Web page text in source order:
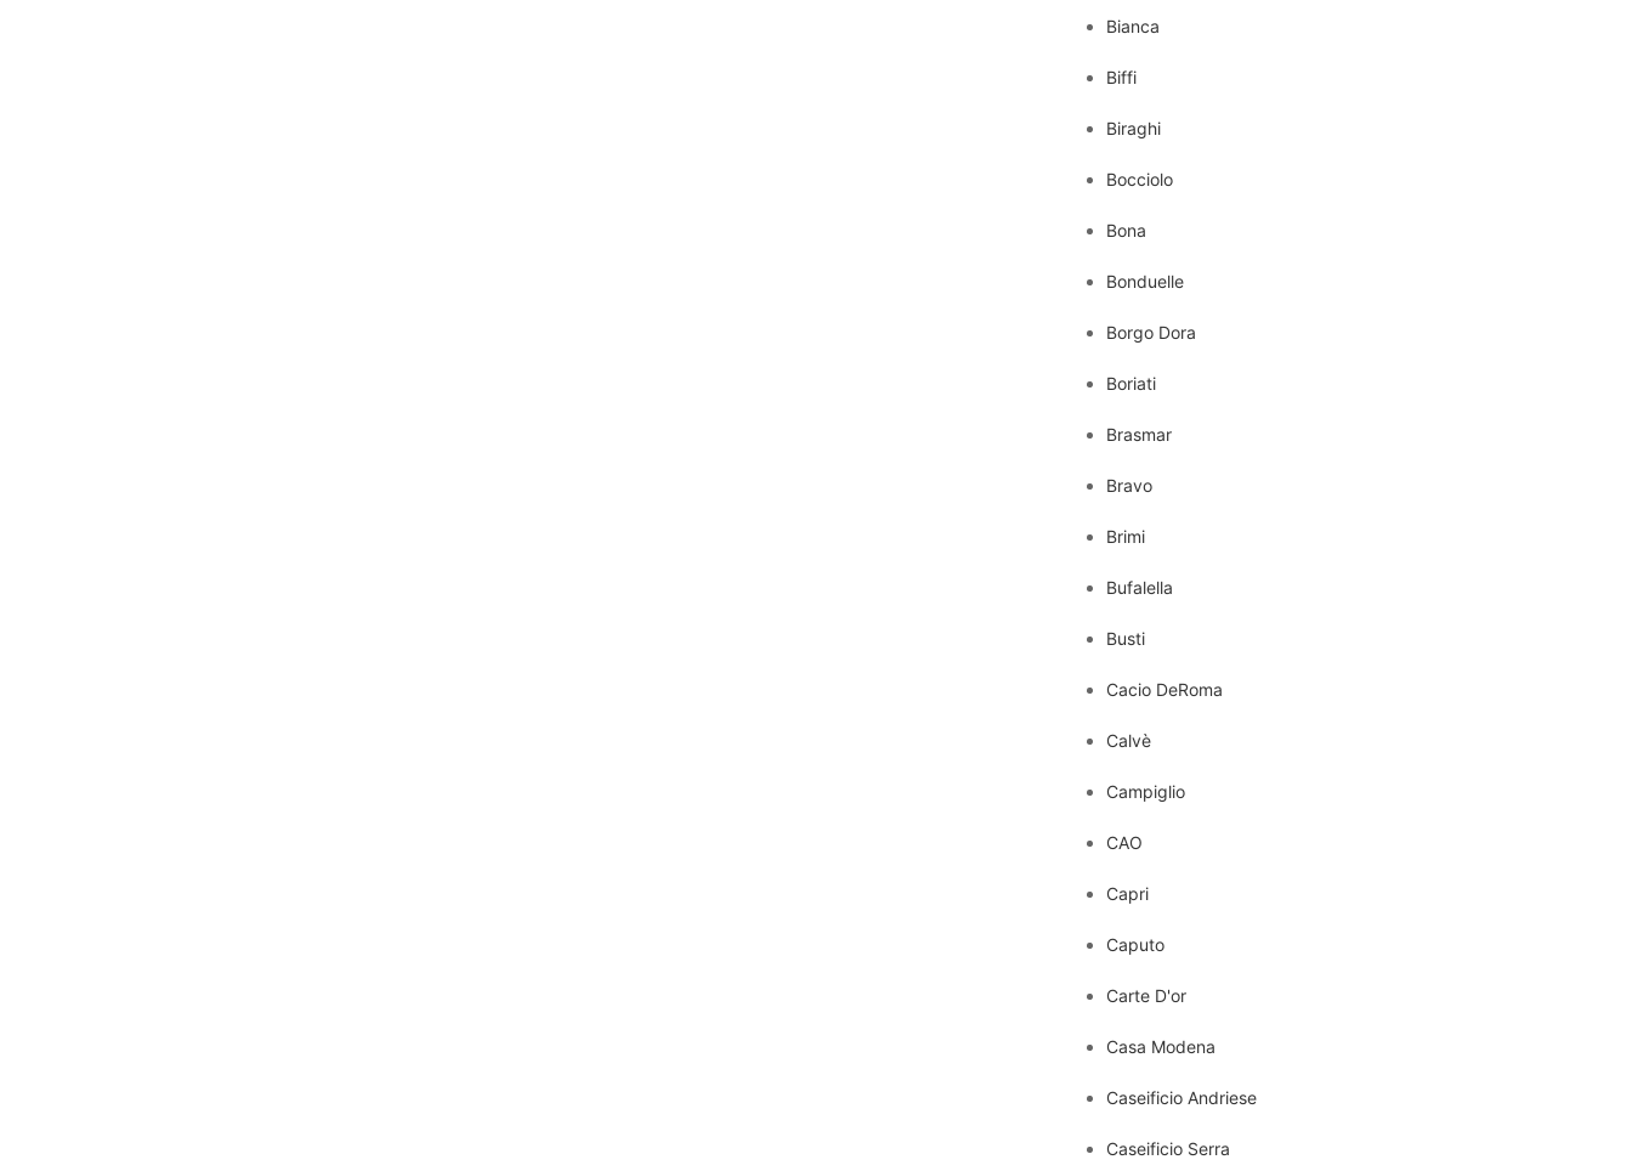
Bianca
Biffi
Biraghi
Bocciolo
Bona
Bonduelle
Borgo Dora
Boriati
Brasmar
Bravo
Brimi
Bufalella
Busti
Cacio DeRoma
Calvè
Campiglio
CAO
Capri
Caputo
Carte D'or
Casa Modena
Caseificio Andriese
Caseificio Serra